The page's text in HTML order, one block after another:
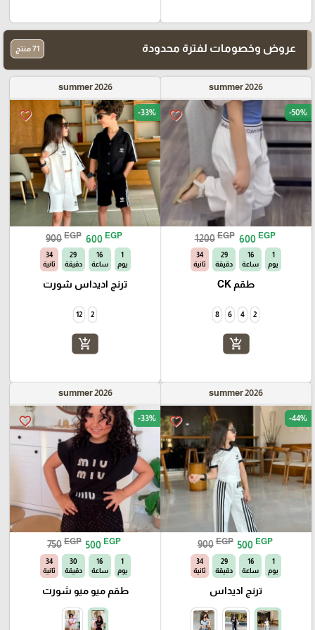
عروض وخصومات لفترة محدودة 71 منتج
summer 2026
favorite_border -50%
1200 EGP 600 EGP
1
يوم
16
ساعة
29
دقيقة
33
ثانية
طقم CK
2
4
6
8
add_shopping_cart
summer 2026
favorite_border -33%
900 EGP 600 EGP
1
يوم
16
ساعة
29
دقيقة
33
ثانية
ترنج اديداس شورت
2
12
add_shopping_cart
summer 2026
favorite_border -44%
900 EGP 500 EGP
1
يوم
16
ساعة
29
دقيقة
33
ثانية
ترنج اديداس
summer 2026
favorite_border -33%
750 EGP 500 EGP
1
يوم
16
ساعة
30
دقيقة
33
ثانية
طقم ميو ميو شورت